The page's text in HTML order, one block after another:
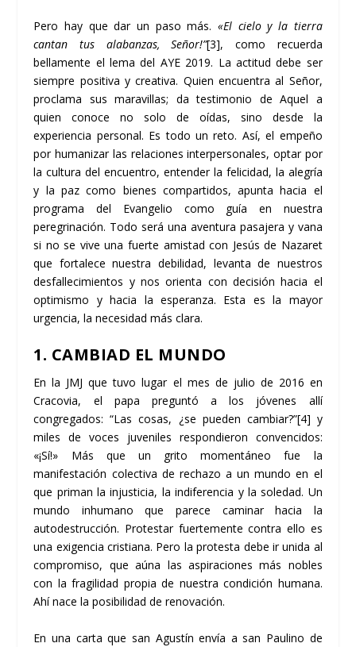
Pero hay que dar un paso más. «El cielo y la tierra
cantan tus alabanzas, Señor!”[3], como recuerda
bellamente el lema del AYE 2019. La actitud debe ser
siempre positiva y creativa. Quien encuentra al Señor,
proclama sus maravillas; da testimonio de Aquel a
quien conoce no solo de oídas, sino desde la
experiencia personal. Es todo un reto. Así, el empeño
por humanizar las relaciones interpersonales, optar por
la cultura del encuentro, entender la felicidad, la alegría
y la paz como bienes compartidos, apunta hacia el
programa del Evangelio como guía en nuestra
peregrinación. Todo será una aventura pasajera y vana
si no se vive una fuerte amistad con Jesús de Nazaret
que fortalece nuestra debilidad, levanta de nuestros
desfallecimientos y nos orienta con decisión hacia el
optimismo y hacia la esperanza. Esta es la mayor
urgencia, la necesidad más clara.
1. CAMBIAD EL MUNDO
En la JMJ que tuvo lugar el mes de julio de 2016 en
Cracovia, el papa preguntó a los jóvenes allí
congregados: “Las cosas, ¿se pueden cambiar?”[4] y
miles de voces juveniles respondieron convencidos:
«¡Sí!» Más que un grito momentáneo fue la
manifestación colectiva de rechazo a un mundo en el
que priman la injusticia, la indiferencia y la soledad. Un
mundo inhumano que parece caminar hacia la
autodestrucción. Protestar fuertemente contra ello es
una exigencia cristiana. Pero la protesta debe ir unida al
compromiso, que aúna las aspiraciones más nobles
con la fragilidad propia de nuestra condición humana.
Ahí nace la posibilidad de renovación.
En una carta que san Agustín envía a san Paulino de